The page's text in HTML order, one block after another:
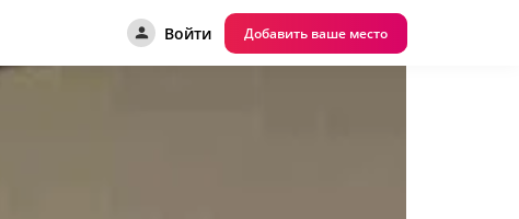
Войти
Добавить ваше место